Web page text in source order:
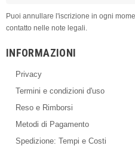
Puoi annullare l'iscrizione in ogni
contatto nelle note legali.
INFORMAZIONI
Privacy
Termini e condizioni d'uso
Reso e Rimborsi
Metodi di Pagamento
Spedizione: Tempi e Costi